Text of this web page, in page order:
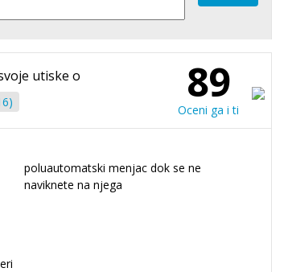
utiske o 89
Oceni ga i ti
poluautomatski menjac dok se ne
naviknete na njega